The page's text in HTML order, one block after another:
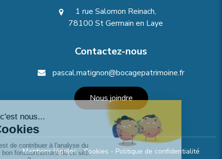
1 rue Salomon Reinach,
78100 St Germain en Laye
Contactez-nous
pascal.matignon@bocagepatrimoine.fr
Nous joindre
Mentions légales -Cookies - Politique de confidentialité